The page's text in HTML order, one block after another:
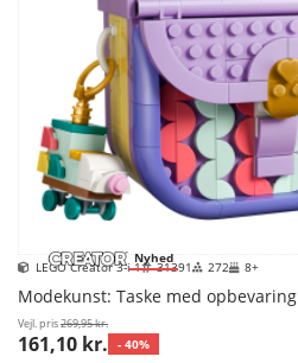
Nyhed
LEGO Creator 3-i-1 31391 272 8+
Modekunst: Taske med opbevaring
Vejl. pris269,95 kr.
161,10 kr. - 40%